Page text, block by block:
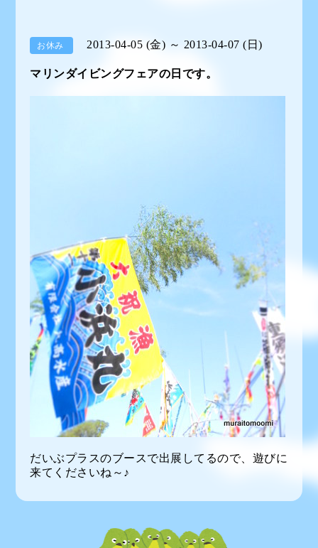
お休み 2013-04-05 (金) ～ 2013-04-07 (日)
マリンダイビングフェアの日です。
だいぶプラスのブースで出展してるので、遊びに
来てくださいね～♪